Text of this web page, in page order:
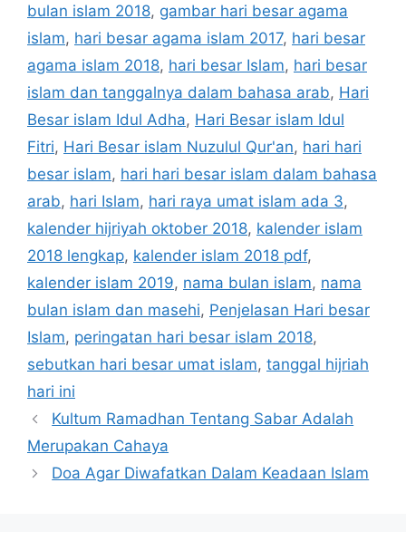
bulan islam 2018, gambar hari besar agama
islam, hari besar agama islam 2017, hari besar
agama islam 2018, hari besar Islam, hari besar
islam dan tanggalnya dalam bahasa arab, Hari
Besar islam Idul Adha, Hari Besar islam Idul
Fitri, Hari Besar islam Nuzulul Qur'an, hari hari
besar islam, hari hari besar islam dalam bahasa
arab, hari Islam, hari raya umat islam ada 3,
kalender hijriyah oktober 2018, kalender islam
2018 lengkap, kalender islam 2018 pdf,
kalender islam 2019, nama bulan islam, nama
bulan islam dan masehi, Penjelasan Hari besar
Islam, peringatan hari besar islam 2018,
sebutkan hari besar umat islam, tanggal hijriah
hari ini
Kultum Ramadhan Tentang Sabar Adalah
Merupakan Cahaya
Doa Agar Diwafatkan Dalam Keadaan Islam